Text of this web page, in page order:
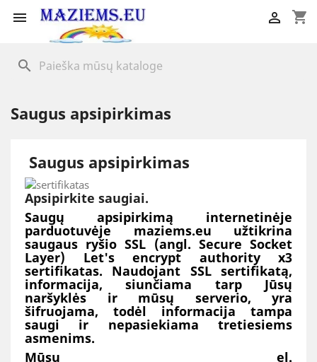
 shopping_cart

search
Saugus apsipirkimas
Saugus apsipirkimas
Apsipirkite saugiai.
Saugų apsipirkimą internetinėje
parduotuvėje maziems.eu užtikrina
saugaus ryšio SSL (angl. Secure Socket
Layer) Let's encrypt authority x3
sertifikatas. Naudojant SSL sertifikatą,
informacija, siunčiama tarp Jūsų
naršyklės ir mūsų serverio, yra
šifruojama, todėl informacija tampa
saugi ir nepasiekiama tretiesiems
asmenims.
Mūsų el.